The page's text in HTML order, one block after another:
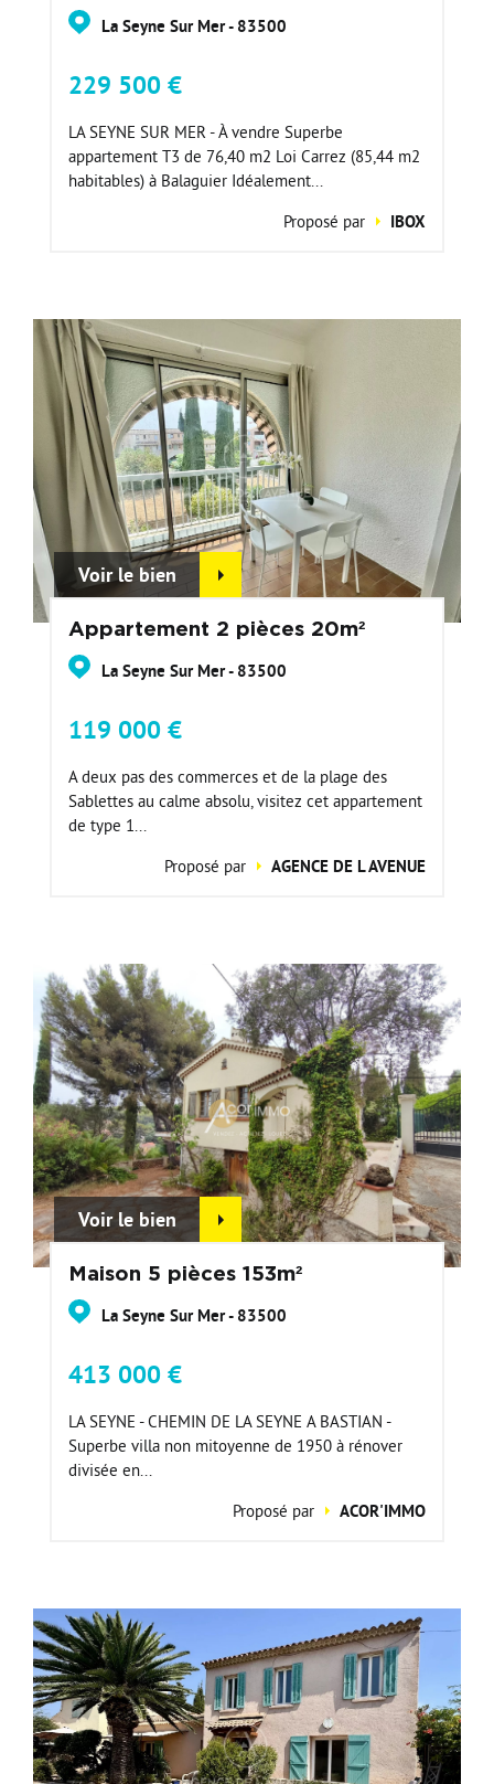
La Seyne Sur Mer - 83500
229 500 €
LA SEYNE SUR MER - À vendre Superbe
appartement T3 de 76,40 m2 Loi Carrez (85,44 m2
habitables) à Balaguier Idéalement...
Proposé par
IBOX
Voir le bien
Appartement 2 pièces 20m²
La Seyne Sur Mer - 83500
119 000 €
A deux pas des commerces et de la plage des
Sablettes au calme absolu, visitez cet appartement
de type 1...
Proposé par
AGENCE DE L AVENUE
Voir le bien
Maison 5 pièces 153m²
La Seyne Sur Mer - 83500
413 000 €
LA SEYNE - CHEMIN DE LA SEYNE A BASTIAN -
Superbe villa non mitoyenne de 1950 à rénover
divisée en...
Proposé par
ACOR'IMMO